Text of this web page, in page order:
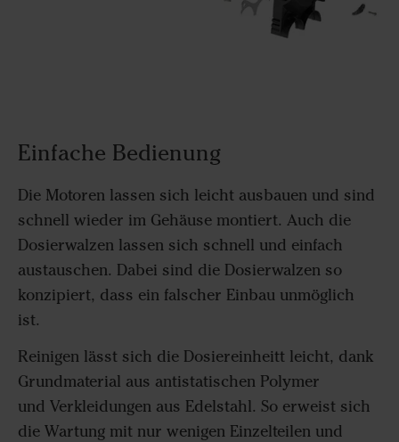
Einfache Bedienung
Die Motoren lassen sich leicht ausbauen und sind
schnell wieder im Gehäuse montiert. Auch die
Dosierwalzen lassen sich schnell und einfach
austauschen. Dabei sind die Dosierwalzen so
konzipiert, dass ein falscher Einbau unmöglich
ist.
Reinigen lässt sich die Dosiereinheitt leicht, dank
Grundmaterial aus antistatischen Polymer
und Verkleidungen aus Edelstahl. So erweist sich
die Wartung mit nur wenigen Einzelteilen und